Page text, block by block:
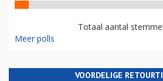
Totaal aantal
Meer polls
VOORDELIGE